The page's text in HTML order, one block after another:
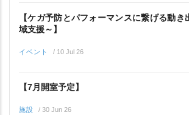
【ケガ予防とパフォーマンスに繋げる動き
域支援～】
イベント / 10 Jul 26
【7月開室予定】
施設 / 30 Jun 26